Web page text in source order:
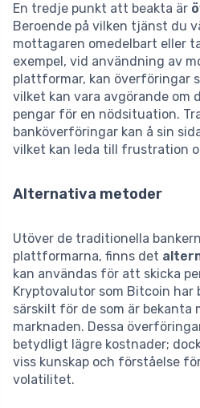
En tredje punkt att beakta är
Beroende på vilken tjänst du
mottagaren omedelbart eller
exempel, vid användning av
plattformar, kan överföringar
vilket kan vara avgörande om
pengar för en nödsituation.
banköverföringar kan å sin
vilket kan leda till frustration
Alternativa metoder
Utöver de traditionella
plattformarna, finns det
kan användas för att skicka
Kryptovalutor som Bitcoin har
särskilt för de som är bekanta
marknaden. Dessa
betydligt lägre kostnader;
viss kunskap och förståelse
volatilitet.